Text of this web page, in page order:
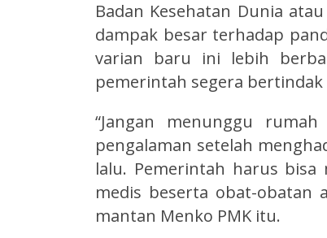
Badan Kesehatan Dunia
dampak besar terhadap
varian baru ini lebih
pemerintah segera
“Jangan menunggu
pengalaman setelah
lalu. Pemerintah harus bisa
medis beserta obat-obatan
mantan Menko PMK itu.